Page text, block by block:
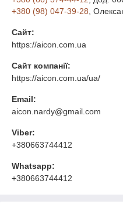
+380 (98) 047-39-28 ,
Сайт:
https://aicon.com.ua
Сайт компанії:
https://aicon.com.ua/ua/
Email:
aicon.nardy@gmail.com
Viber:
+380663744412
Whatsapp:
+380663744412